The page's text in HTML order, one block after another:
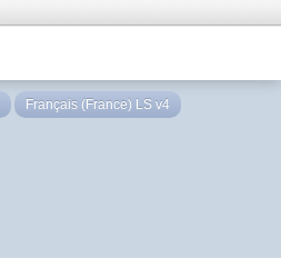
Français (France) LS v4